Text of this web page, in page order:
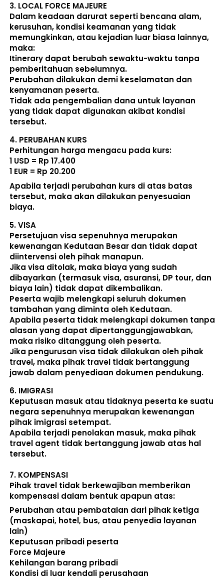
3. LOCAL FORCE MAJEURE
Dalam keadaan darurat seperti bencana alam,
kerusuhan, kondisi keamanan yang tidak
memungkinkan, atau kejadian luar biasa lainnya,
maka:
Itinerary dapat berubah sewaktu-waktu tanpa
pemberitahuan sebelumnya.
Perubahan dilakukan demi keselamatan dan
kenyamanan peserta.
Tidak ada pengembalian dana untuk layanan
yang tidak dapat digunakan akibat kondisi
tersebut.
4. PERUBAHAN KURS
Perhitungan harga mengacu pada kurs:
1 USD = Rp 17.400
1 EUR = Rp 20.200
Apabila terjadi perubahan kurs di atas batas
tersebut, maka akan dilakukan penyesuaian
biaya.
5. VISA
Persetujuan visa sepenuhnya merupakan
kewenangan Kedutaan Besar dan tidak dapat
diintervensi oleh pihak manapun.
Jika visa ditolak, maka biaya yang sudah
dibayarkan (termasuk visa, asuransi, DP tour, dan
biaya lain) tidak dapat dikembalikan.
Peserta wajib melengkapi seluruh dokumen
tambahan yang diminta oleh Kedutaan.
Apabila peserta tidak melengkapi dokumen tanpa
alasan yang dapat dipertanggungjawabkan,
maka risiko ditanggung oleh peserta.
Jika pengurusan visa tidak dilakukan oleh pihak
travel, maka pihak travel tidak bertanggung
jawab dalam penyediaan dokumen pendukung.
6. IMIGRASI
Keputusan masuk atau tidaknya peserta ke suatu
negara sepenuhnya merupakan kewenangan
pihak imigrasi setempat.
Apabila terjadi penolakan masuk, maka pihak
travel agent tidak bertanggung jawab atas hal
tersebut.
7. KOMPENSASI
Pihak travel tidak berkewajiban memberikan
kompensasi dalam bentuk apapun atas:
Perubahan atau pembatalan dari pihak ketiga
(maskapai, hotel, bus, atau penyedia layanan
lain)
Keputusan pribadi peserta
Force Majeure
Kehilangan barang pribadi
Kondisi di luar kendali perusahaan